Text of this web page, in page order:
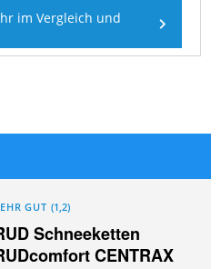
im Vergleich und
GUT (1,2)
Schneeketten
CENTRAX